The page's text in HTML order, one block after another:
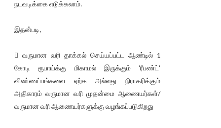
நடவடிக்கை எடுக்கலாம்.
இதன்படி,
 வருமான வரி தாக்கல் செய்யப்பட்ட ஆண்டில் 1
கோடி ரூபாய்க்கு மிகாமல் இருக்கும் 'ரீபண்ட்'
விண்ணப்பங்களை ஏற்க அல்லது நிராகரிக்கும்
அதிகாரம் வருமான வரி முதன்மை ஆணையர்கள்/
வருமான வரி ஆணையர்களுக்கு வழங்கப்படுகிறது